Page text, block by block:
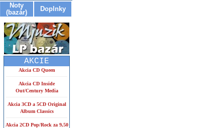
Noty
(bazár)
Doplnky
AKCIE
Akcia CD Queen
Akcia CD Inside
Out/Century Media
Akcia 3CD a 5CD Original
Album Classics
Akcia 2CD Pop/Rock za 9,50